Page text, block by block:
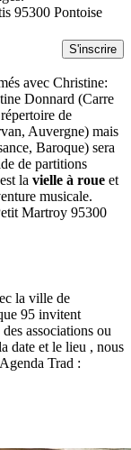
95300 Pontoise
S'inscrire
avec Christine:
Donnard (Carre
de
Auvergne) mais
Baroque) sera
de partitions
la vielle à roue et
musicale.
Martroy 95300
la ville de
95 invitent
associations ou
date et le lieu , nous
Trad :